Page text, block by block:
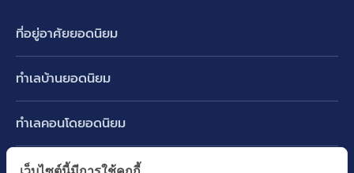
ที่อยู่อาศัยยอดนิยม
ทาวน์เฮ้าส์ ทาวน์โฮม
คอนโดมิเนียม
ทำเลบ้านยอดนิยม
บางนา รามคำแหง 2
ทำเลคอนโดยอดนิยม
ทำเล BTS ยอดนิยม